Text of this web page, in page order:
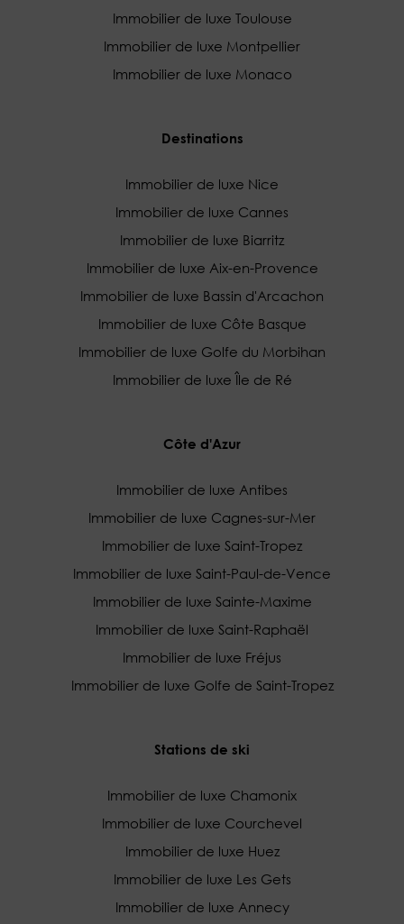
Immobilier de luxe Toulouse
Immobilier de luxe Montpellier
Immobilier de luxe Monaco
Destinations
Immobilier de luxe Nice
Immobilier de luxe Cannes
Immobilier de luxe Biarritz
Immobilier de luxe Aix-en-Provence
Immobilier de luxe Bassin d'Arcachon
Immobilier de luxe Côte Basque
Immobilier de luxe Golfe du Morbihan
Immobilier de luxe Île de Ré
Côte d'Azur
Immobilier de luxe Antibes
Immobilier de luxe Cagnes-sur-Mer
Immobilier de luxe Saint-Tropez
Immobilier de luxe Saint-Paul-de-Vence
Immobilier de luxe Sainte-Maxime
Immobilier de luxe Saint-Raphaël
Immobilier de luxe Fréjus
Immobilier de luxe Golfe de Saint-Tropez
Stations de ski
Immobilier de luxe Chamonix
Immobilier de luxe Courchevel
Immobilier de luxe Huez
Immobilier de luxe Les Gets
Immobilier de luxe Annecy